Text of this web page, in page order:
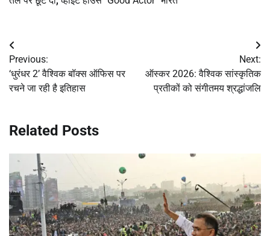
Post
navigation
Previous:
‘धुरंधर 2’ वैश्विक बॉक्स ऑफिस पर
रचने जा रही है इतिहास
Next:
ऑस्कर 2026: वैश्विक सांस्कृतिक
प्रतीकों को संगीतमय श्रद्धांजलि
Related Posts